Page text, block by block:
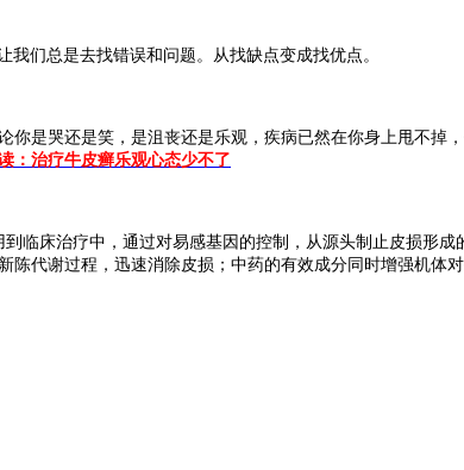
们总是去找错误和问题。从找缺点变成找优点。
是哭还是笑，是沮丧还是乐观，疾病已然在你身上甩不掉
：治疗牛皮癣乐观心态少不了
临床治疗中，通过对易感基因的控制，从源头制止皮损形
代谢过程，迅速消除皮损；中药的有效成分同时增强机体